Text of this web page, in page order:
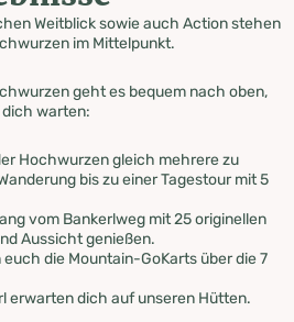
Weitblick sowie auch Action stehen
im Mittelpunkt.
geht es bequem nach oben,
warten:
Hochwurzen gleich mehrere zu
bis zu einer Tagestour mit 5
vom Bankerlweg mit 25 originellen
Aussicht genießen.
euch die Mountain-GoKarts über die 7
erwarten dich auf unseren Hütten.